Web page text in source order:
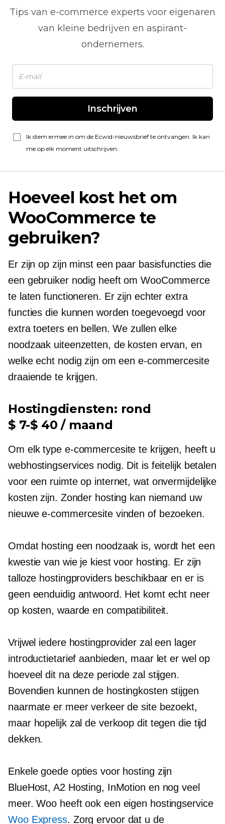
Tips van e-commerce experts voor eigenaren
van kleine bedrijven en aspirant-
ondernemers.
Inschrijven
Ik stem ermee in om de Ecwid-nieuwsbrief te ontvangen. Ik kan
me op elk moment uitschrijven.
Hoeveel kost het om
WooCommerce te
gebruiken?
Er zijn op zijn minst een paar basisfuncties die
een gebruiker nodig heeft om WooCommerce
te laten functioneren. Er zijn echter extra
functies die kunnen worden toegevoegd voor
extra toeters en bellen. We zullen elke
noodzaak uiteenzetten, de kosten ervan, en
welke echt nodig zijn om een ​​e-commercesite
draaiende te krijgen.
Hostingdiensten: rond
$ 7-$ 40 / maand
Om elk type e-commercesite te krijgen, heeft u
webhostingservices nodig. Dit is feitelijk betalen
voor een ruimte op internet, wat onvermijdelijke
kosten zijn. Zonder hosting kan niemand uw
nieuwe e-commercesite vinden of bezoeken.
Omdat hosting een noodzaak is, wordt het een
kwestie van wie je kiest voor hosting. Er zijn
talloze hostingproviders beschikbaar en er is
geen eenduidig ​​antwoord. Het komt echt neer
op kosten, waarde en compatibiliteit.
Vrijwel iedere hostingprovider zal een lager
introductietarief aanbieden, maar let er wel op
hoeveel dit na deze periode zal stijgen.
Bovendien kunnen de hostingkosten stijgen
naarmate er meer verkeer de site bezoekt,
maar hopelijk zal de verkoop dit tegen die tijd
dekken.
Enkele goede opties voor hosting zijn
BlueHost, A2 Hosting, InMotion en nog veel
meer. Woo heeft ook een eigen hostingservice
Woo Express. Zorg ervoor dat u de